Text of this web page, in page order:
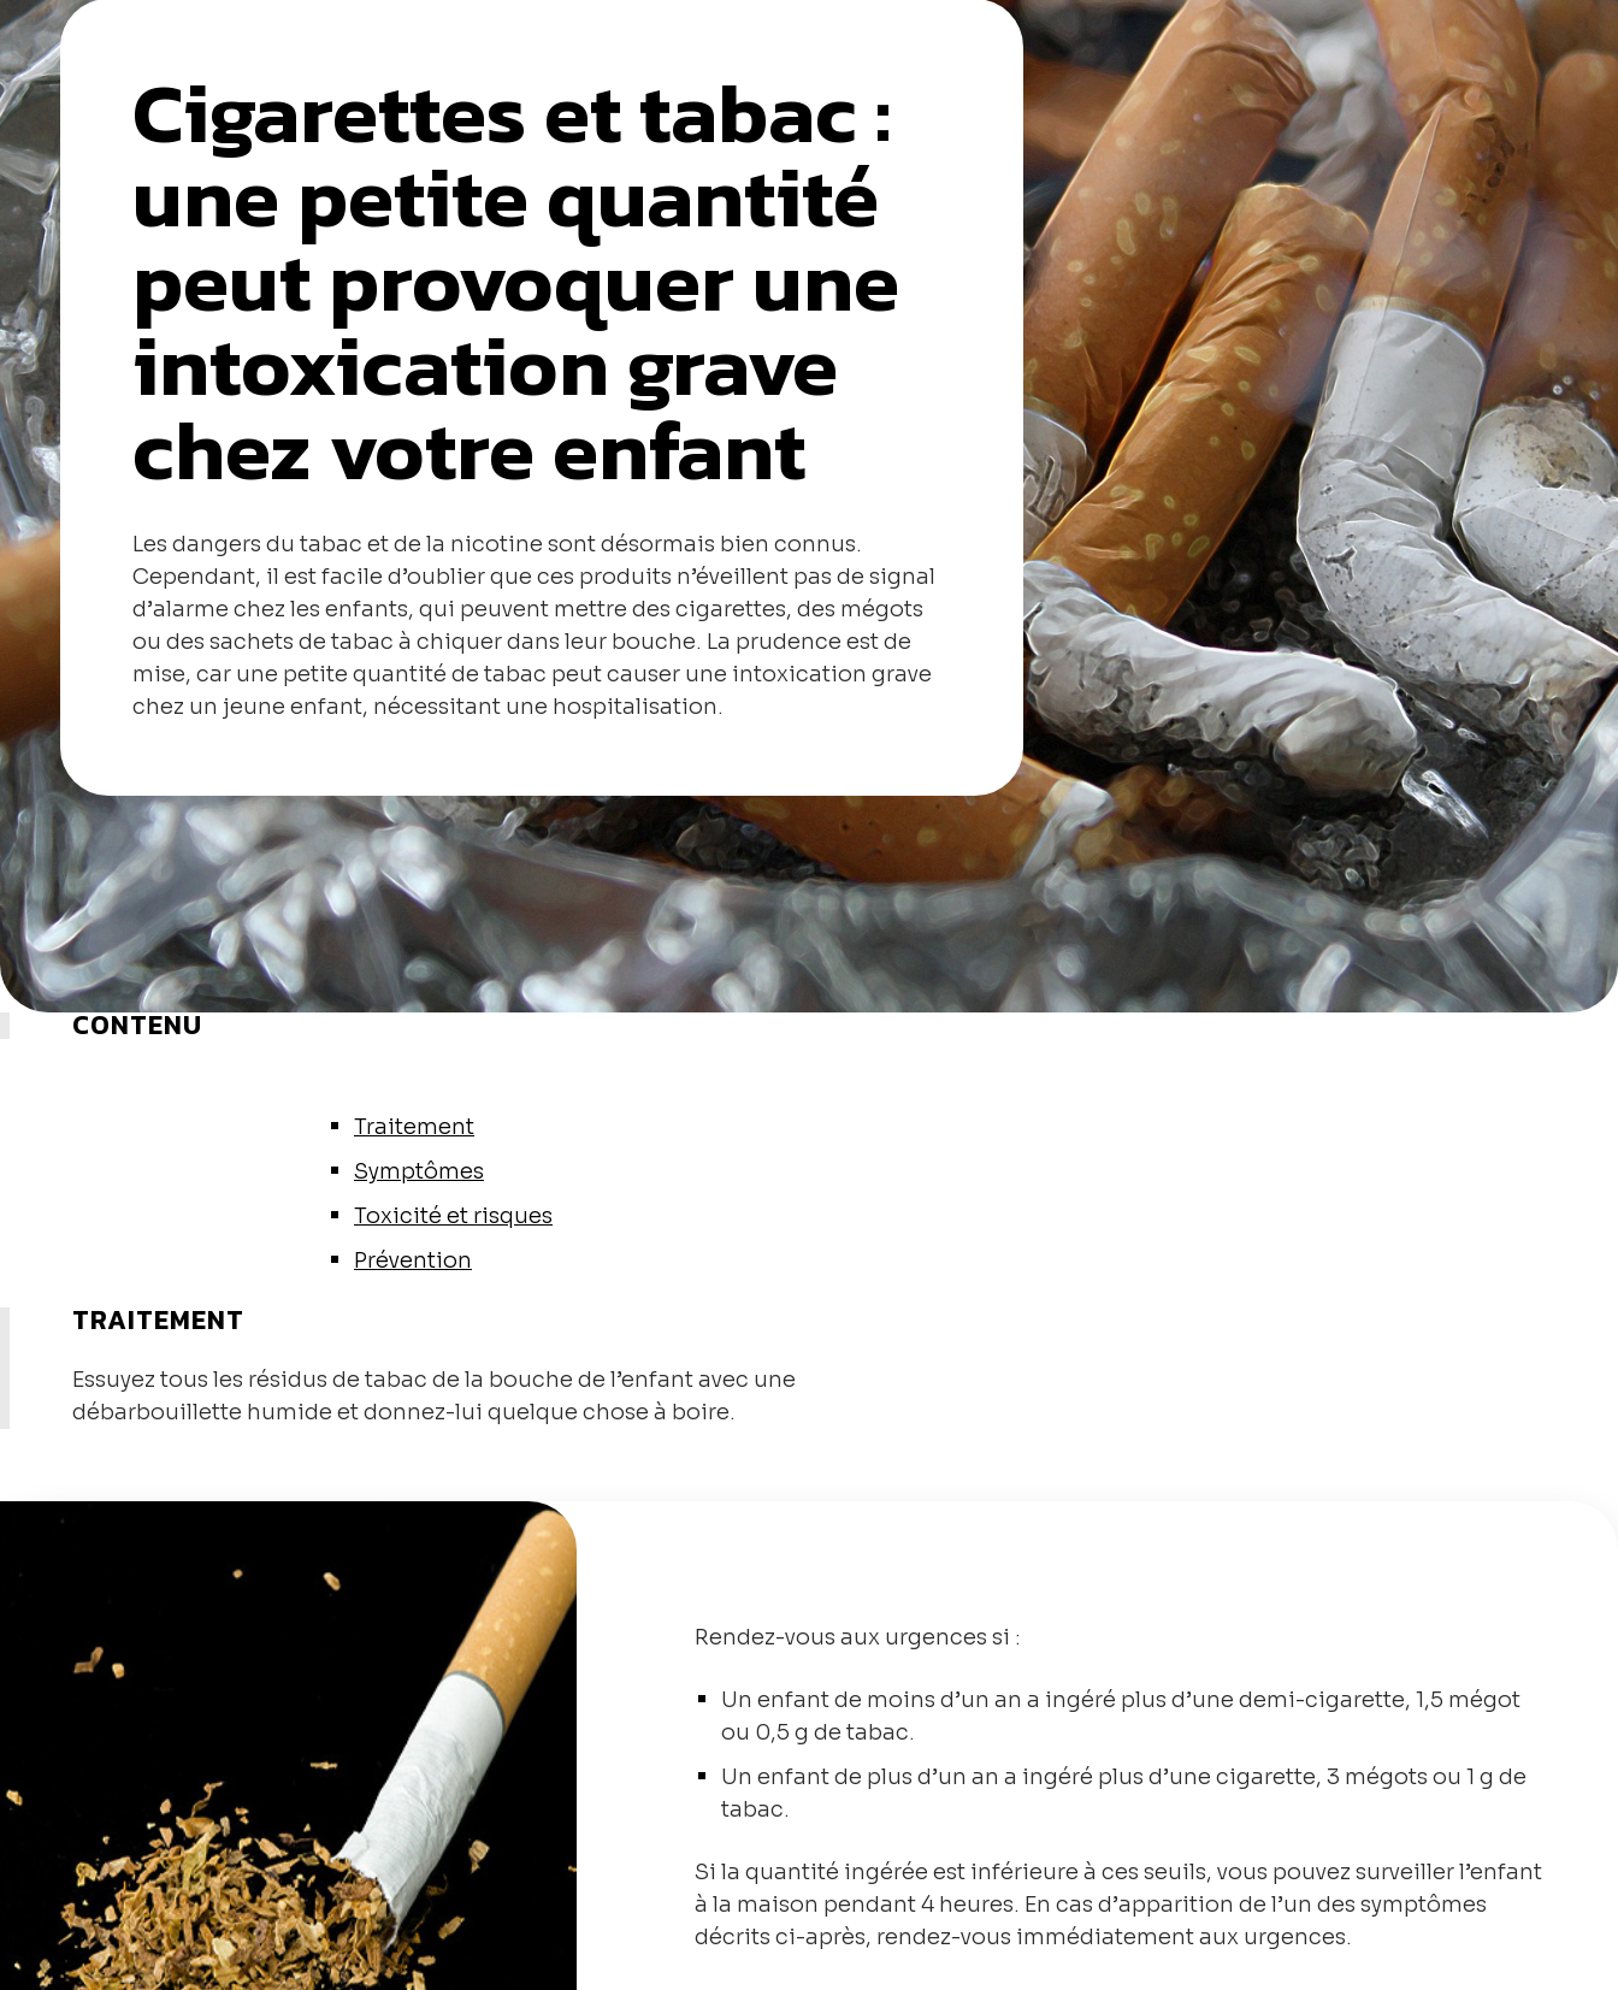
Cigarettes et tabac :
une petite quantité
peut provoquer une
intoxication grave
chez votre enfant
Les dangers du tabac et de la nicotine sont désormais bien connus.
Cependant, il est facile d’oublier que ces produits n’éveillent pas de signal
d’alarme chez les enfants, qui peuvent mettre des cigarettes, des mégots
ou des sachets de tabac à chiquer dans leur bouche. La prudence est de
mise, car une petite quantité de tabac peut causer une intoxication grave
chez un jeune enfant, nécessitant une hospitalisation.
CONTENU
Traitement
Symptômes
Toxicité et risques
Prévention
TRAITEMENT
Essuyez tous les résidus de tabac de la bouche de l’enfant avec une
débarbouillette humide et donnez-lui quelque chose à boire.
Rendez-vous aux urgences si :
Un enfant de moins d’un an a ingéré plus d’une demi-cigarette, 1,5 mégot
ou 0,5 g de tabac.
Un enfant de plus d’un an a ingéré plus d’une cigarette, 3 mégots ou 1 g de
tabac.
Si la quantité ingérée est inférieure à ces seuils, vous pouvez surveiller l’enfant
à la maison pendant 4 heures. En cas d’apparition de l’un des symptômes
décrits ci-après, rendez-vous immédiatement aux urgences.